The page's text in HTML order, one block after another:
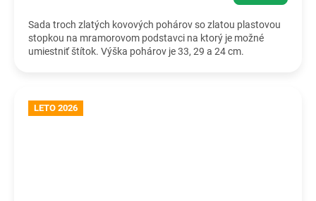
Sada troch zlatých kovových pohárov so zlatou plastovou
stopkou na mramorovom podstavci na ktorý je možné
umiestniť štítok. Výška pohárov je 33, 29 a 24 cm.
LETO 2026